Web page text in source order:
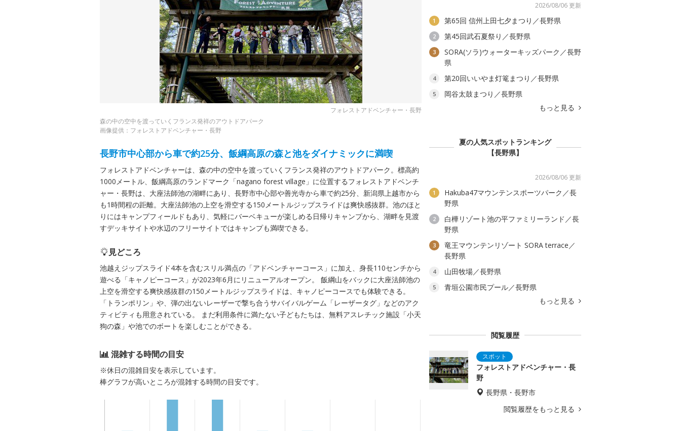
フォレストアドベンチャー・長野
森の中の空中を渡っていくフランス発祥のアウトドアパーク
画像提供：フォレストアドベンチャー・長野
長野市中心部から車で約25分、飯綱高原の森と池をダイナミックに満喫
フォレストアドベンチャーは、森の中の空中を渡っていくフランス発祥のアウトドアパーク。標高約
1000メートル、飯綱高原のランドマーク「nagano forest village」に位置するフォレストアドベンチ
ャー・長野は、大座法師池の湖畔にあり、長野市中心部や善光寺から車で約25分、新潟県上越市から
も1時間程の距離。大座法師池の上空を滑空する150メートルジップスライドは爽快感抜群。池のほと
りにはキャンプフィールドもあり、気軽にバーベキューが楽しめる日帰りキャンプから、湖畔を見渡
すデッキサイトや水辺のフリーサイトではキャンプも満喫できる。
見どころ
池越えジップスライド4本を含むスリル満点の「アドベンチャーコース」に加え、身長110センチから
遊べる「キャノピーコース」が2023年6月にリニューアルオープン。 飯綱山をバックに大座法師池の
上空を滑空する爽快感抜群の150メートルジップスライドは、キャノピーコースでも体験できる。
「トランポリン」や、弾の出ないレーザーで撃ち合うサバイバルゲーム「レーザータグ」などのアク
ティビティも用意されている。 まだ利用条件に満たない子どもたちは、無料アスレチック施設「小天
狗の森」や池でのボートを楽しむことができる。
混雑する時間の目安
※休日の混雑目安を表示しています。
棒グラフが高いところが混雑する時間の目安です。
2026/08/06 更新
1 第65回 信州上田七夕まつり／長野県
2 第45回武石夏祭り／長野県
3
SORA(ソラ)ウォーターキッズパーク／長野
県
4 第20回いいやま灯篭まつり／長野県
5
岡谷太鼓まつり／長野県
もっと見る
夏の人気スポットランキング
【長野県】
2026/08/06 更新
1
Hakuba47マウンテンスポーツパーク／長
野県
2
白樺リゾート池の平ファミリーランド／長
野県
3
竜王マウンテンリゾート SORA terrace／
長野県
4 山田牧場／長野県
5
青垣公園市民プール／長野県
もっと見る
閲覧履歴
フォレストアドベンチャー・長
野
長野県・長野市
閲覧履歴をもっと見る